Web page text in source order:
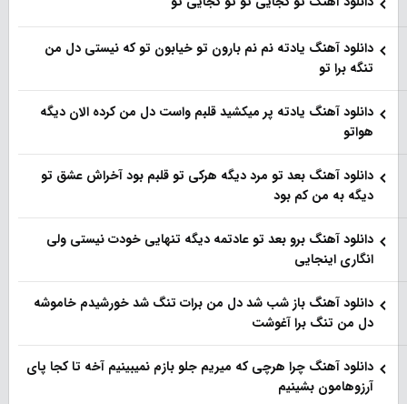
دانلود آهنگ یادته نم نم بارون تو خیابون تو که نیستی دل من
تنگه برا تو
دانلود آهنگ یادته پر میکشید قلبم واست دل من کرده الان دیگه
هواتو
دانلود آهنگ بعد تو مرد دیگه هرکی تو قلبم بود آخراش عشق تو
دیگه به من کم بود
دانلود آهنگ برو بعد تو عادتمه دیگه تنهایی خودت نیستی ولی
انگاری اینجایی
دانلود آهنگ باز شب شد دل من برات تنگ شد خورشیدم خاموشه
دل من تنگ برا آغوشت
دانلود آهنگ چرا هرچی که میریم جلو بازم نمیبینیم آخه تا کجا پای
آرزوهامون بشینیم